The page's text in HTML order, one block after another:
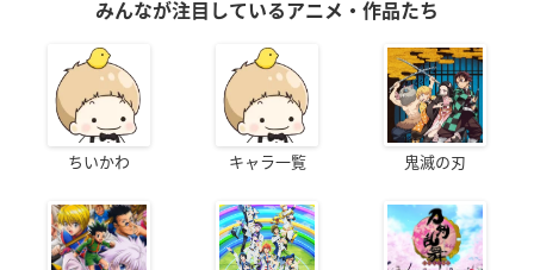
みんなが注目しているアニメ・作品たち
ちいかわ キャラ一覧 鬼滅の刃